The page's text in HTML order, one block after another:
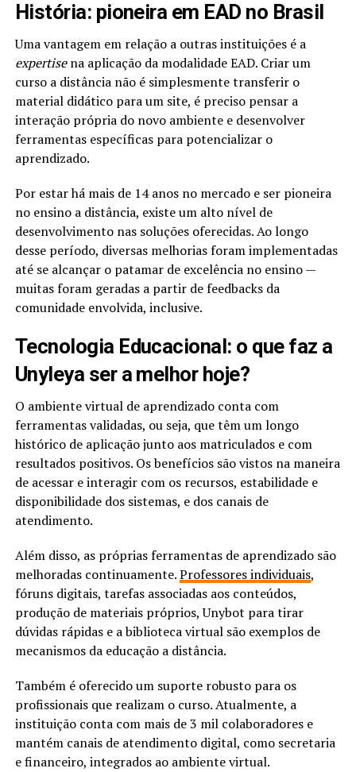
História: pioneira em EAD no Brasil
Uma vantagem em relação a outras instituições é a
expertisena aplicação da modalidade EAD. Criar um
curso a distância não é simplesmente transferir o
material didático para um site, é preciso pensar a
interação própria do novo ambiente e desenvolver
ferramentas específicas para potencializar o
aprendizado.
Por estar há mais de 14 anos no mercado e ser pioneira
no ensino a distância, existe um alto nível de
desenvolvimento nas soluções oferecidas. Ao longo
desse período, diversas melhorias foram implementadas
até se alcançar o patamar de excelência no ensino —
muitas foram geradas a partir de feedbacks da
comunidade envolvida, inclusive.
Tecnologia Educacional: o que faz a
Unyleya ser a melhor hoje?
O ambiente virtual de aprendizado conta com
ferramentas validadas, ou seja, que têm um longo
histórico de aplicação junto aos matriculados e com
resultados positivos. Os benefícios são vistos na maneira
de acessar e interagir com os recursos, estabilidade e
disponibilidade dos sistemas, e dos canais de
atendimento.
Além disso, as próprias ferramentas de aprendizado são
melhoradas continuamente.Professores individuais,
fóruns digitais, tarefas associadas aos conteúdos,
produção de materiais próprios, Unybot para tirar
dúvidas rápidas e a biblioteca virtual são exemplos de
mecanismos da educação a distância.
Também é oferecido um suporte robusto para os
profissionais que realizam o curso. Atualmente, a
instituição conta com mais de 3 mil colaboradores e
mantém canais de atendimento digital, como secretaria
e financeiro, integrados ao ambiente virtual.